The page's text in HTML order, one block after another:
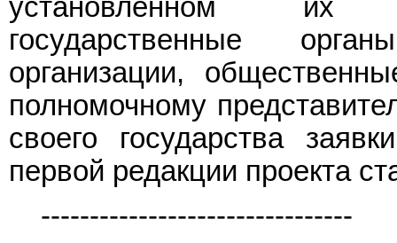
установленном их
государственные
организации,
полномочному
своего государства
первой редакции проекта
--------------------------------